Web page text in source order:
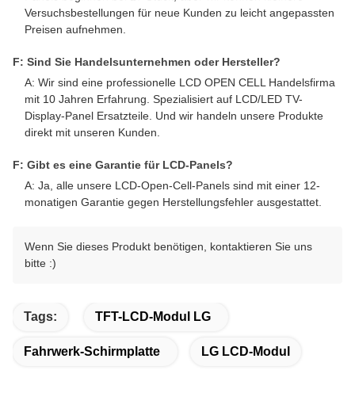
Versuchsbestellungen für neue Kunden zu leicht angepassten
Preisen aufnehmen.
F: Sind Sie Handelsunternehmen oder Hersteller?
A: Wir sind eine professionelle LCD OPEN CELL Handelsfirma
mit 10 Jahren Erfahrung. Spezialisiert auf LCD/LED TV-
Display-Panel Ersatzteile. Und wir handeln unsere Produkte
direkt mit unseren Kunden.
F: Gibt es eine Garantie für LCD-Panels?
A: Ja, alle unsere LCD-Open-Cell-Panels sind mit einer 12-
monatigen Garantie gegen Herstellungsfehler ausgestattet.
Wenn Sie dieses Produkt benötigen, kontaktieren Sie uns
bitte :)
Tags: TFT-LCD-Modul LG
Fahrwerk-Schirmplatte LG LCD-Modul